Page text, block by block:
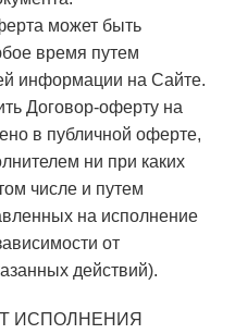
может быть
время путем
информации на Сайте.
Договор-оферту на
в публичной оферте,
ни при каких
числе и путем
на исполнение
от
действий).
ИСПОЛНЕНИЯ